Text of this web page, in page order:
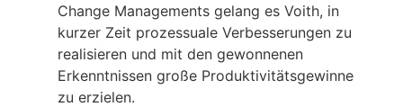
Change Managements gelang es Voith, in
kurzer Zeit prozessuale Verbesserungen zu
realisieren und mit den gewonnenen
Erkenntnissen große Produktivitätsgewinne
zu erzielen.